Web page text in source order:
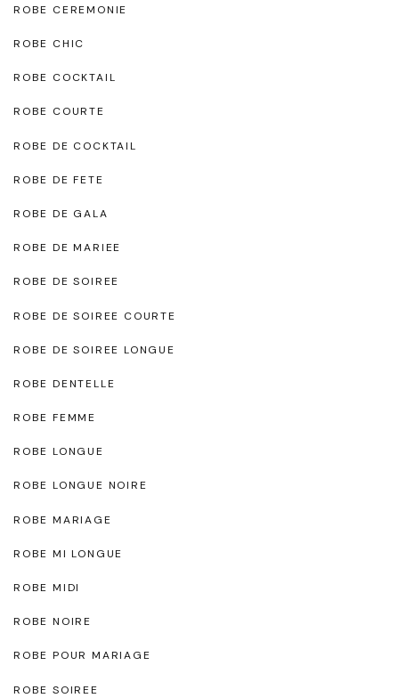
ROBE CEREMONIE
ROBE CHIC
ROBE COCKTAIL
ROBE COURTE
ROBE DE COCKTAIL
ROBE DE FETE
ROBE DE GALA
ROBE DE MARIEE
ROBE DE SOIREE
ROBE DE SOIREE COURTE
ROBE DE SOIREE LONGUE
ROBE DENTELLE
ROBE FEMME
ROBE LONGUE
ROBE LONGUE NOIRE
ROBE MARIAGE
ROBE MI LONGUE
ROBE MIDI
ROBE NOIRE
ROBE POUR MARIAGE
ROBE SOIREE